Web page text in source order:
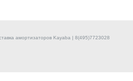
амортизаторов Kayaba | 8(495)7723028